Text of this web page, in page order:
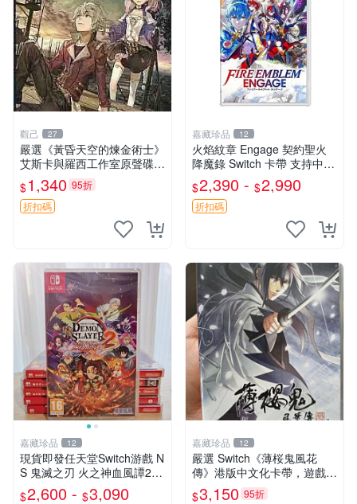
觀己 27
嚴選《黃昏天空的煉金術士》
艾斯卡與羅西工作室原聲碟
游戲音樂 CD 黃昏天空 錢金
術士 網路遊戲
$1,340 95折
折扣碼
嘉藏珍品 12
火焰紋章 Engage 契約聖火
降魔錄 Switch 卡帶 支持中文
新舊可選 質量保證 立即購買
契約版 Switch 卡帶 測試無誤
正版海外 中
$2,390 - $2,990
折扣碼
嘉藏珍品 12
現貨即發任天堂Switch游戲 N
S 鬼滅之刃 火之神血風譚2
海外版本卡帶（港日韓歐美版
$2,600 - $3,090
嘉藏珍品 12
嚴選 Switch《薄桜鬼風花
傳》港版中文化卡帶，遊戲畫
質優異 古裝 動作 RPG 港版
$3,150 95折